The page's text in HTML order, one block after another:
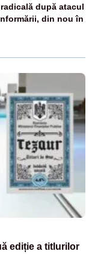
după atacul
din nou în
ediție a titlurilor